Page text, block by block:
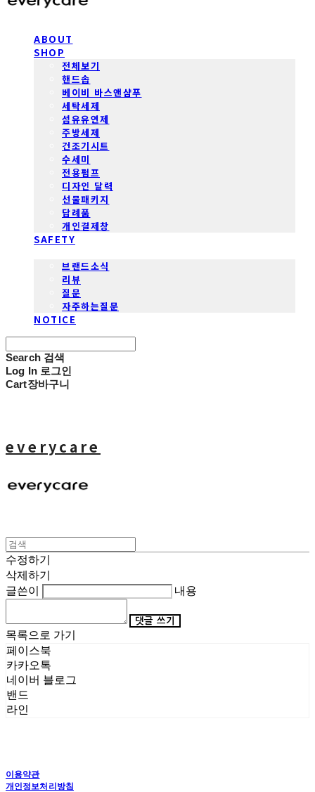
ABOUT
SHOP
전체보기
핸드솝
베이비 바스앤샴푸
세탁세제
섬유유연제
주방세제
건조기시트
수세미
전용펌프
디자인 달력
선물패키지
답례품
개인결제창
SAFETY
브랜드소식
리뷰
질문
자주하는질문
NOTICE
Search 검색
Log In 로그인
Cart장바구니
everycare
수정하기
삭제하기
글쓴이
내용
댓글 쓰기
목록으로 가기
페이스북
카카오톡
네이버 블로그
밴드
라인
이용약관
개인정보처리방침